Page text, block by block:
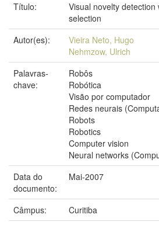
Título:
Visual novelty
selection
Autor(es):
Vieira Neto, Hugo
Nehmzow, Ulrich
Palavras-
chave:
Robôs
Robótica
Visão por computador
Redes neurais
Robots
Robotics
Computer vision
Neural networks
Data do
documento:
Mai-2007
Câmpus:
Curitiba